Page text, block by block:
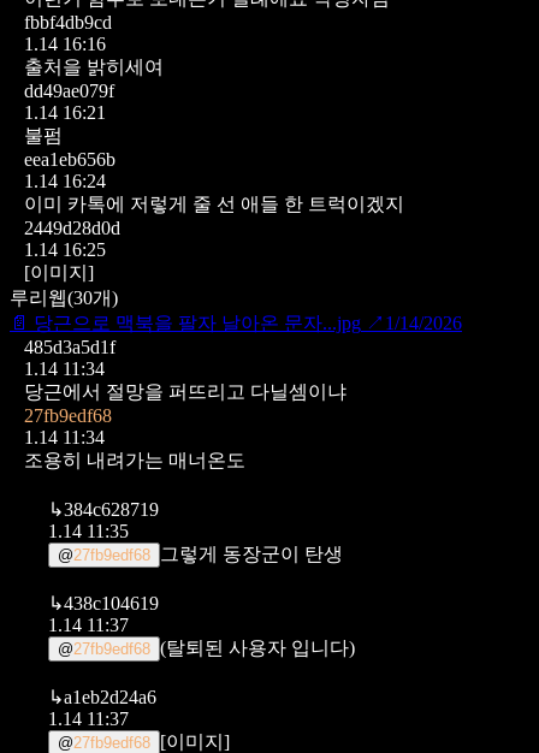
fbbf4db9cd
1.14 16:16
출처을 밝히세여
dd49ae079f
1.14 16:21
불펌
eea1eb656b
1.14 16:24
이미 카톡에 저렇게 줄 선 애들 한 트럭이겠지
2449d28d0d
1.14 16:25
[이미지]
루리웹(30개)
📄 당근으로 맥북을 팔자 날아온 문자...jpg ↗ 1/14/2026
485d3a5d1f
1.14 11:34
당근에서 절망을 퍼뜨리고 다닐셈이냐
27fb9edf68
1.14 11:34
조용히 내려가는 매너온도
↳384c628719
1.14 11:35
@27fb9edf68 그렇게 동장군이 탄생
↳438c104619
1.14 11:37
@27fb9edf68 (탈퇴된 사용자 입니다)
↳a1eb2d24a6
1.14 11:37
@27fb9edf68 [이미지]